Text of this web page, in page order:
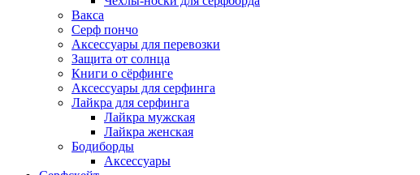
Вакса
Серф пончо
Аксессуары для перевозки
Защита от солнца
Книги о сёрфинге
Аксессуары для серфинга
Лайкра для серфинга
Лайкра мужская
Лайкра женская
Бодиборды
Аксессуары